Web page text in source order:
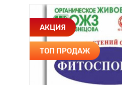
АКЦИЯ
ТОП ПРОДАЖ